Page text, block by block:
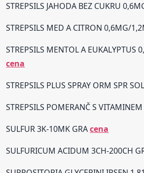
STREPSILS JAHODA BEZ CUKRU
STREPSILS MED A CITRON 0,6MG/
STREPSILS MENTOL A EUKALYPTUS
cena
STREPSILS PLUS SPRAY ORM SPR
STREPSILS POMERANČ S
SULFUR 3K-10MK GRAcena
SULFURICUM ACIDUM 3CH-200CH